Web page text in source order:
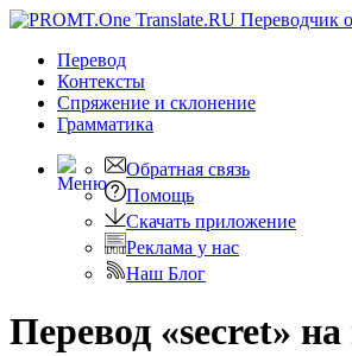
Перевод
Контексты
Спряжение и склонение
Грамматика
Обратная связь
Помощь
Скачать приложение
Реклама у нас
Наш Блог
Перевод «secret»